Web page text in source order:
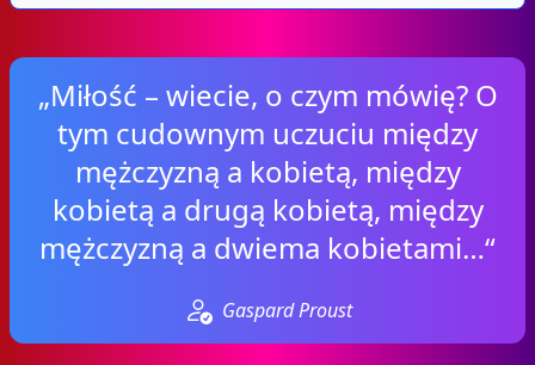
„Miłość – wiecie, o czym mówię? O
tym cudownym uczuciu między
mężczyzną a kobietą, między
kobietą a drugą kobietą, między
mężczyzną a dwiema kobietami…“
Gaspard Proust